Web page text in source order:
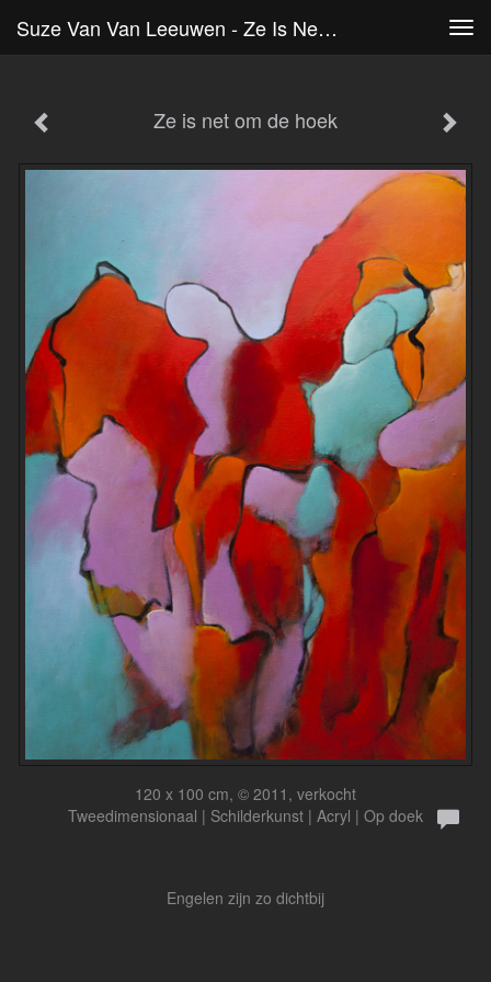
Suze Van Van Leeuwen - Ze Is Net Om De Hoek
Ze is net om de hoek
120 x 100 cm, © 2011, verkocht
Tweedimensionaal | Schilderkunst | Acryl | Op doek
Engelen zijn zo dichtbij